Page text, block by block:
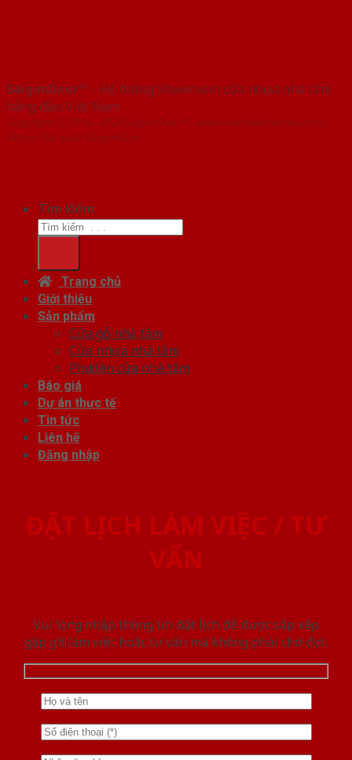
SaigonDoor™ - Hệ thống Showroom cửa nhựa nhà tắm
hàng đầu Việt Nam
Copyright ⓒ 2016 – 2026 SaigonDoor™ - www.cuanhuanhatam.com |
Đơn vị chủ quản SaigonDoor
Tìm kiếm:
Trang chủ
Giới thiệu
Sản phẩm
Cửa gỗ nhà tắm
Cửa nhựa nhà tắm
Phụ kiện cửa nhà tắm
Báo giá
Dự án thực tế
Tin tức
Liên hệ
Đăng nhập
ĐẶT LỊCH LÀM VIỆC / TƯ
VẤN
Vui lòng nhập thông tin đặt lịch để được sắp xếp
gặp gỡ làm việc hoăc tư vấn mà không phải chờ đợi.